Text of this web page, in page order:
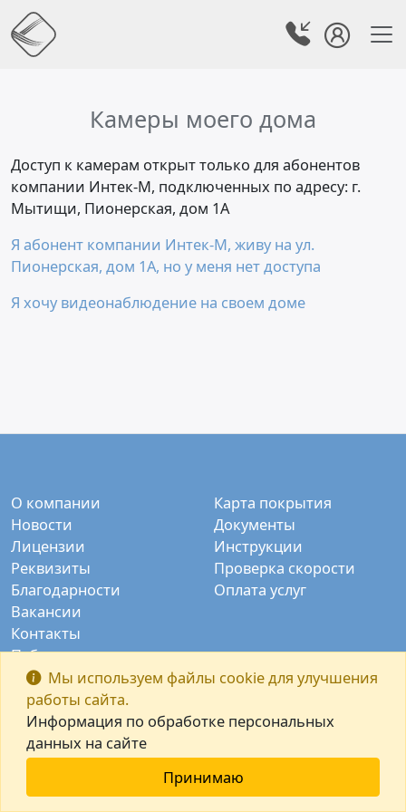
Камеры моего дома
Доступ к камерам открыт только для абонентов
компании Интек-М, подключенных по адресу: г.
Мытищи, Пионерская, дом 1А
Я абонент компании Интек-М, живу на ул.
Пионерская, дом 1А, но у меня нет доступа
Я хочу видеонаблюдение на своем доме
Мы используем файлы cookie для улучшения
работы сайта.
Информация по обработке персональных
данных на сайте
Принимаю
О компании
Новости
Лицензии
Реквизиты
Благодарности
Вакансии
Контакты
Карта покрытия
Документы
Инструкции
Проверка скорости
Оплата услуг
Публичные камеры
Заказать звонок
© ООО "Интек-М" 2003-2026